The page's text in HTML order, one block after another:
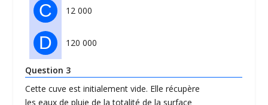
C 12 000
D 120 000
Question 3
Cette cuve est initialement vide. Elle récupère
les eaux de pluie de la totalité de la surface